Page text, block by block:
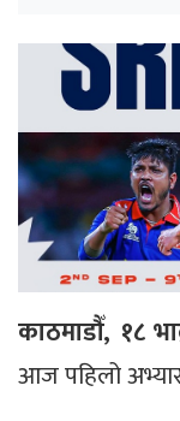
काठमाडौँ, १८
आज पहिलो